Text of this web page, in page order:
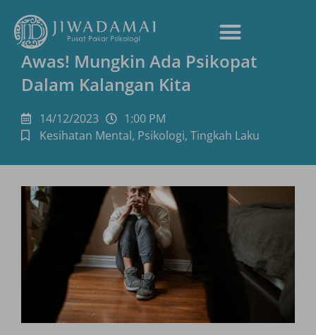
Awas! Mungkin Ada Psikopat
Dalam Kalangan Kita
14/12/2023
1:00 PM
Kesihatan Mental, Psikologi, Tingkah Laku